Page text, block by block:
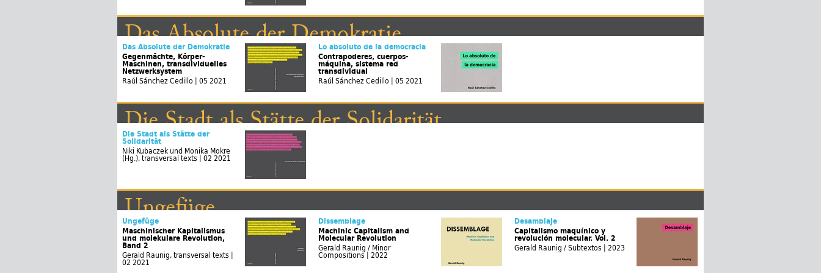
Das Absolute der Demokratie
Lo absoluto de la democracia
Das Absolute der Demokratie
Gegenmächte, Körper-
Maschinen, transdividuelles
Netzwerksystem
Raúl Sánchez Cedillo | 05 2021
Lo absoluto de la democracia
Contrapoderes, cuerpos-
máquina, sistema red
transdividual
Raúl Sánchez Cedillo | 05 2021
Die Stadt als Stätte der Solidarität
Die Stadt als Stätte der
Solidarität
Niki Kubaczek und Monika Mokre
(Hg.), transversal texts | 02 2021
Ungefüge
Dissemblage
Ungefüge
Maschinischer Kapitalismus
und molekulare Revolution,
Band 2
Gerald Raunig, transversal texts |
02 2021
Dissemblage
Machinic Capitalism and
Molecular Revolution
Gerald Raunig / Minor
Compositions | 2022
Desamblaje
Capitalismo maquínico y
revolución molecular. Vol. 2
Gerald Raunig / Subtextos | 2023